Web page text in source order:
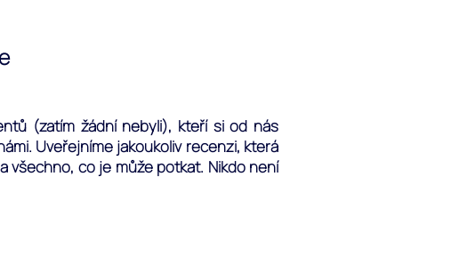
(zatím žádní nebyli), kteří si od nás
Uveřejníme jakoukoliv recenzi, která
všechno, co je může potkat. Nikdo není